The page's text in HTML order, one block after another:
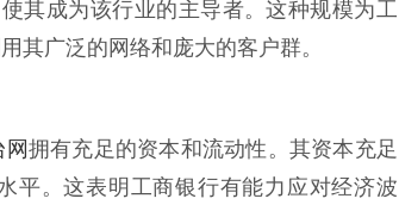
其成为该行业的主导者。这种规模为工
其广泛的网络和庞大的客户群。
网拥有充足的资本和流动性。其资本充足
平。这表明工商银行有能力应对经济波